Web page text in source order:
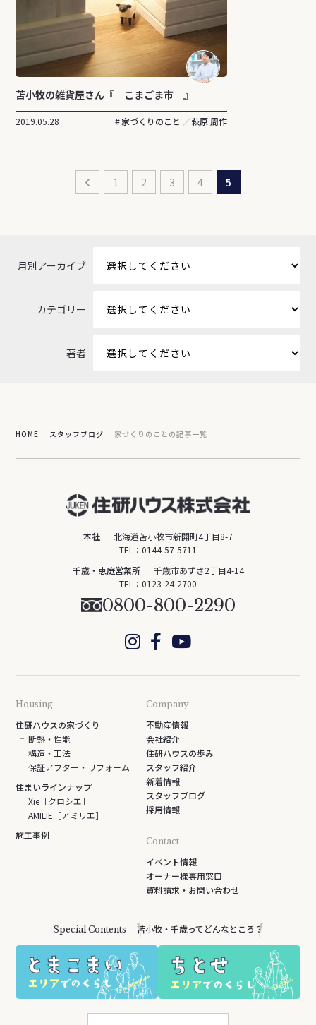
苫小牧の雑貨屋さん『 こまごま市 』
2019.05.28 家づくりのこと 萩原 周作
1 2 3 4 5
月別アーカイブ
カテゴリー
著者
HOME スタッフブログ 家づくりのことの記事一覧
本社
北海道苫小牧市新開町4丁目8-7
TEL： 0144-57-5711
千歳・恵庭営業所
千歳市あずさ2丁目4-14
TEL： 0123-24-2700
0800-800-2290
Housing
住研ハウスの家づくり
断熱・性能
構造・工法
保証アフター・リフォーム
住まいラインナップ
Xie［クロシエ］
AMILIE［アミリエ］
施工事例
Company
不動産情報
会社紹介
住研ハウスの歩み
スタッフ紹介
新着情報
スタッフブログ
採用情報
Contact
イベント情報
オーナー様専用窓口
資料請求・お問い合わせ
Special Contents 苫小牧・千歳ってどんなところ？